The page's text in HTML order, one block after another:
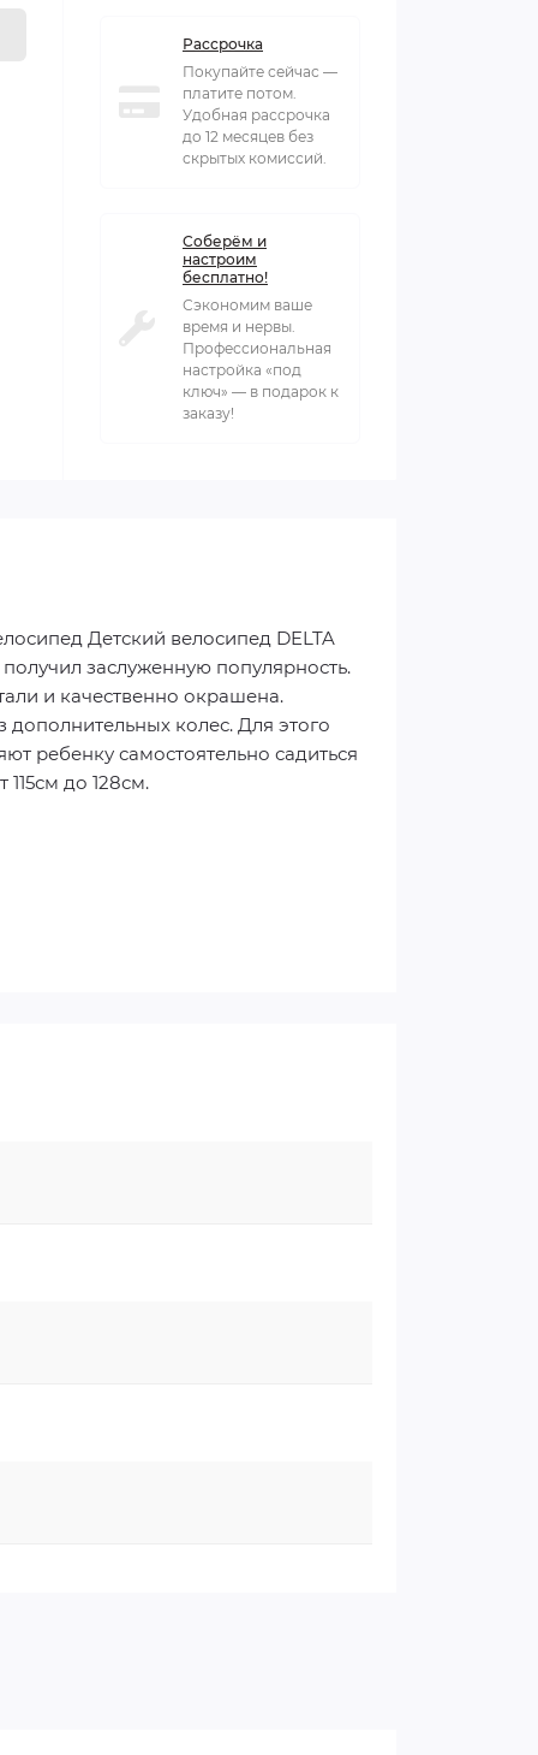
Рассрочка
Покупайте сейчас —
платите потом.
Удобная рассрочка
до 12 месяцев без
скрытых комиссий.
Соберём и
настроим
бесплатно!
Сэкономим ваше
время и нервы.
Профессиональная
настройка «под
ключ» — в подарок к
заказу!
Детский велосипед DELTA
заслуженную популярность.
и качественно окрашена.
колес. Для этого
ребенку самостоятельно садиться
до 128см.
значимость при принятии таких